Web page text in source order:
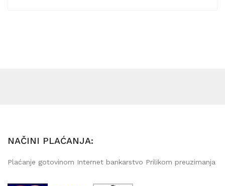
NAČINI PLAĆANJA:
Plaćanje gotovinom Internet bankarstvo Prilikom preuzimanja